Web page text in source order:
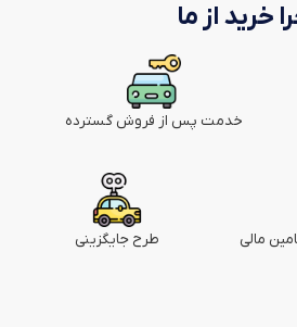
خرید از ما
خدمت پس از فروش گسترده
مالی طرح جایگزینی